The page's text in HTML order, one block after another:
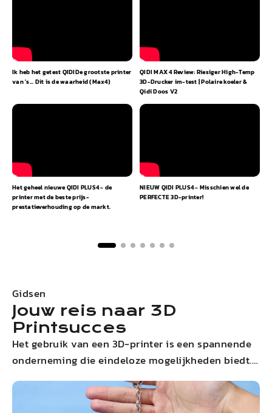
Ik heb het getest QIDIDe grootste printer
van 's... Dit is de waarheid (Max4)
QIDIMAX 4 Review: Riesiger High-Temp
3D-Drucker im-test | Polaire koeler &
QidiDoos V2
Het geheel nieuweQIDI PLUS4 - de
printer met de beste prijs-
prestatieverhouding op de markt.
NIEUW QIDI PLUS4 - Misschien wel de
PERFECTE 3D-printer!
Gidsen
Jouw reis naar 3D
Printsucces
Het gebruik van een 3D-printer is een spannende
onderneming die eindeloze mogelijkheden biedt.
Deze stapsgewijze handleiding leidt je door het
hele proces, van de eerste installatie tot je
allereerste print. Met duidelijke instructies en